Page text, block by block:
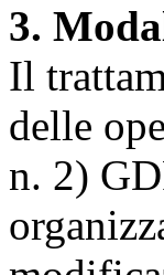
3.
Il
delle
n. 2)